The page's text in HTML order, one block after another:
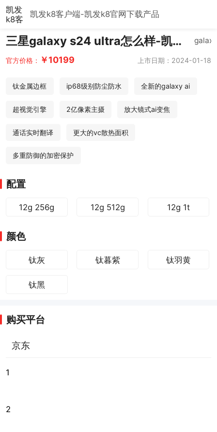
凯发
k8客
端-
凯发
k8官
凯发k8客户端-凯发k8官网下载产品
三星galaxy s24 ultra怎么样-凯发
k8客户端
galaxy
官方价格： ￥10199 上市日期：2024-01-18
钛金属边框 ip68级别防尘防水 全新的galaxy ai
超视觉引擎 2亿像素主摄 放大镜式ai变焦
通话实时翻译 更大的vc散热面积
多重防御的加密保护
配置
12g 256g 12g 512g 12g 1t
颜色
钛灰 钛暮紫 钛羽黄
钛黑
购买平台
京东
1
2